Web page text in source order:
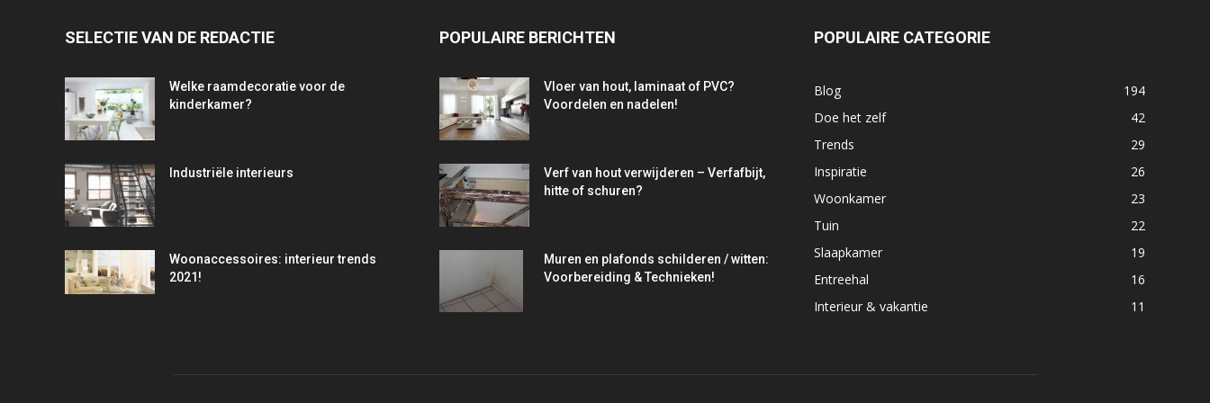
SELECTIE VAN DE REDACTIE
Welke raamdecoratie voor de
kinderkamer?
Industriële interieurs
Woonaccessoires: interieur trends
2021!
POPULAIRE BERICHTEN
Vloer van hout, laminaat of PVC?
Voordelen en nadelen!
Verf van hout verwijderen – Verfafbijt,
hitte of schuren?
Muren en plafonds schilderen / witten:
Voorbereiding & Technieken!
POPULAIRE CATEGORIE
Blog
194
Doe het zelf
42
Trends
29
Inspiratie
26
Woonkamer
23
Tuin
22
Slaapkamer
19
Entreehal
16
Interieur & vakantie
11